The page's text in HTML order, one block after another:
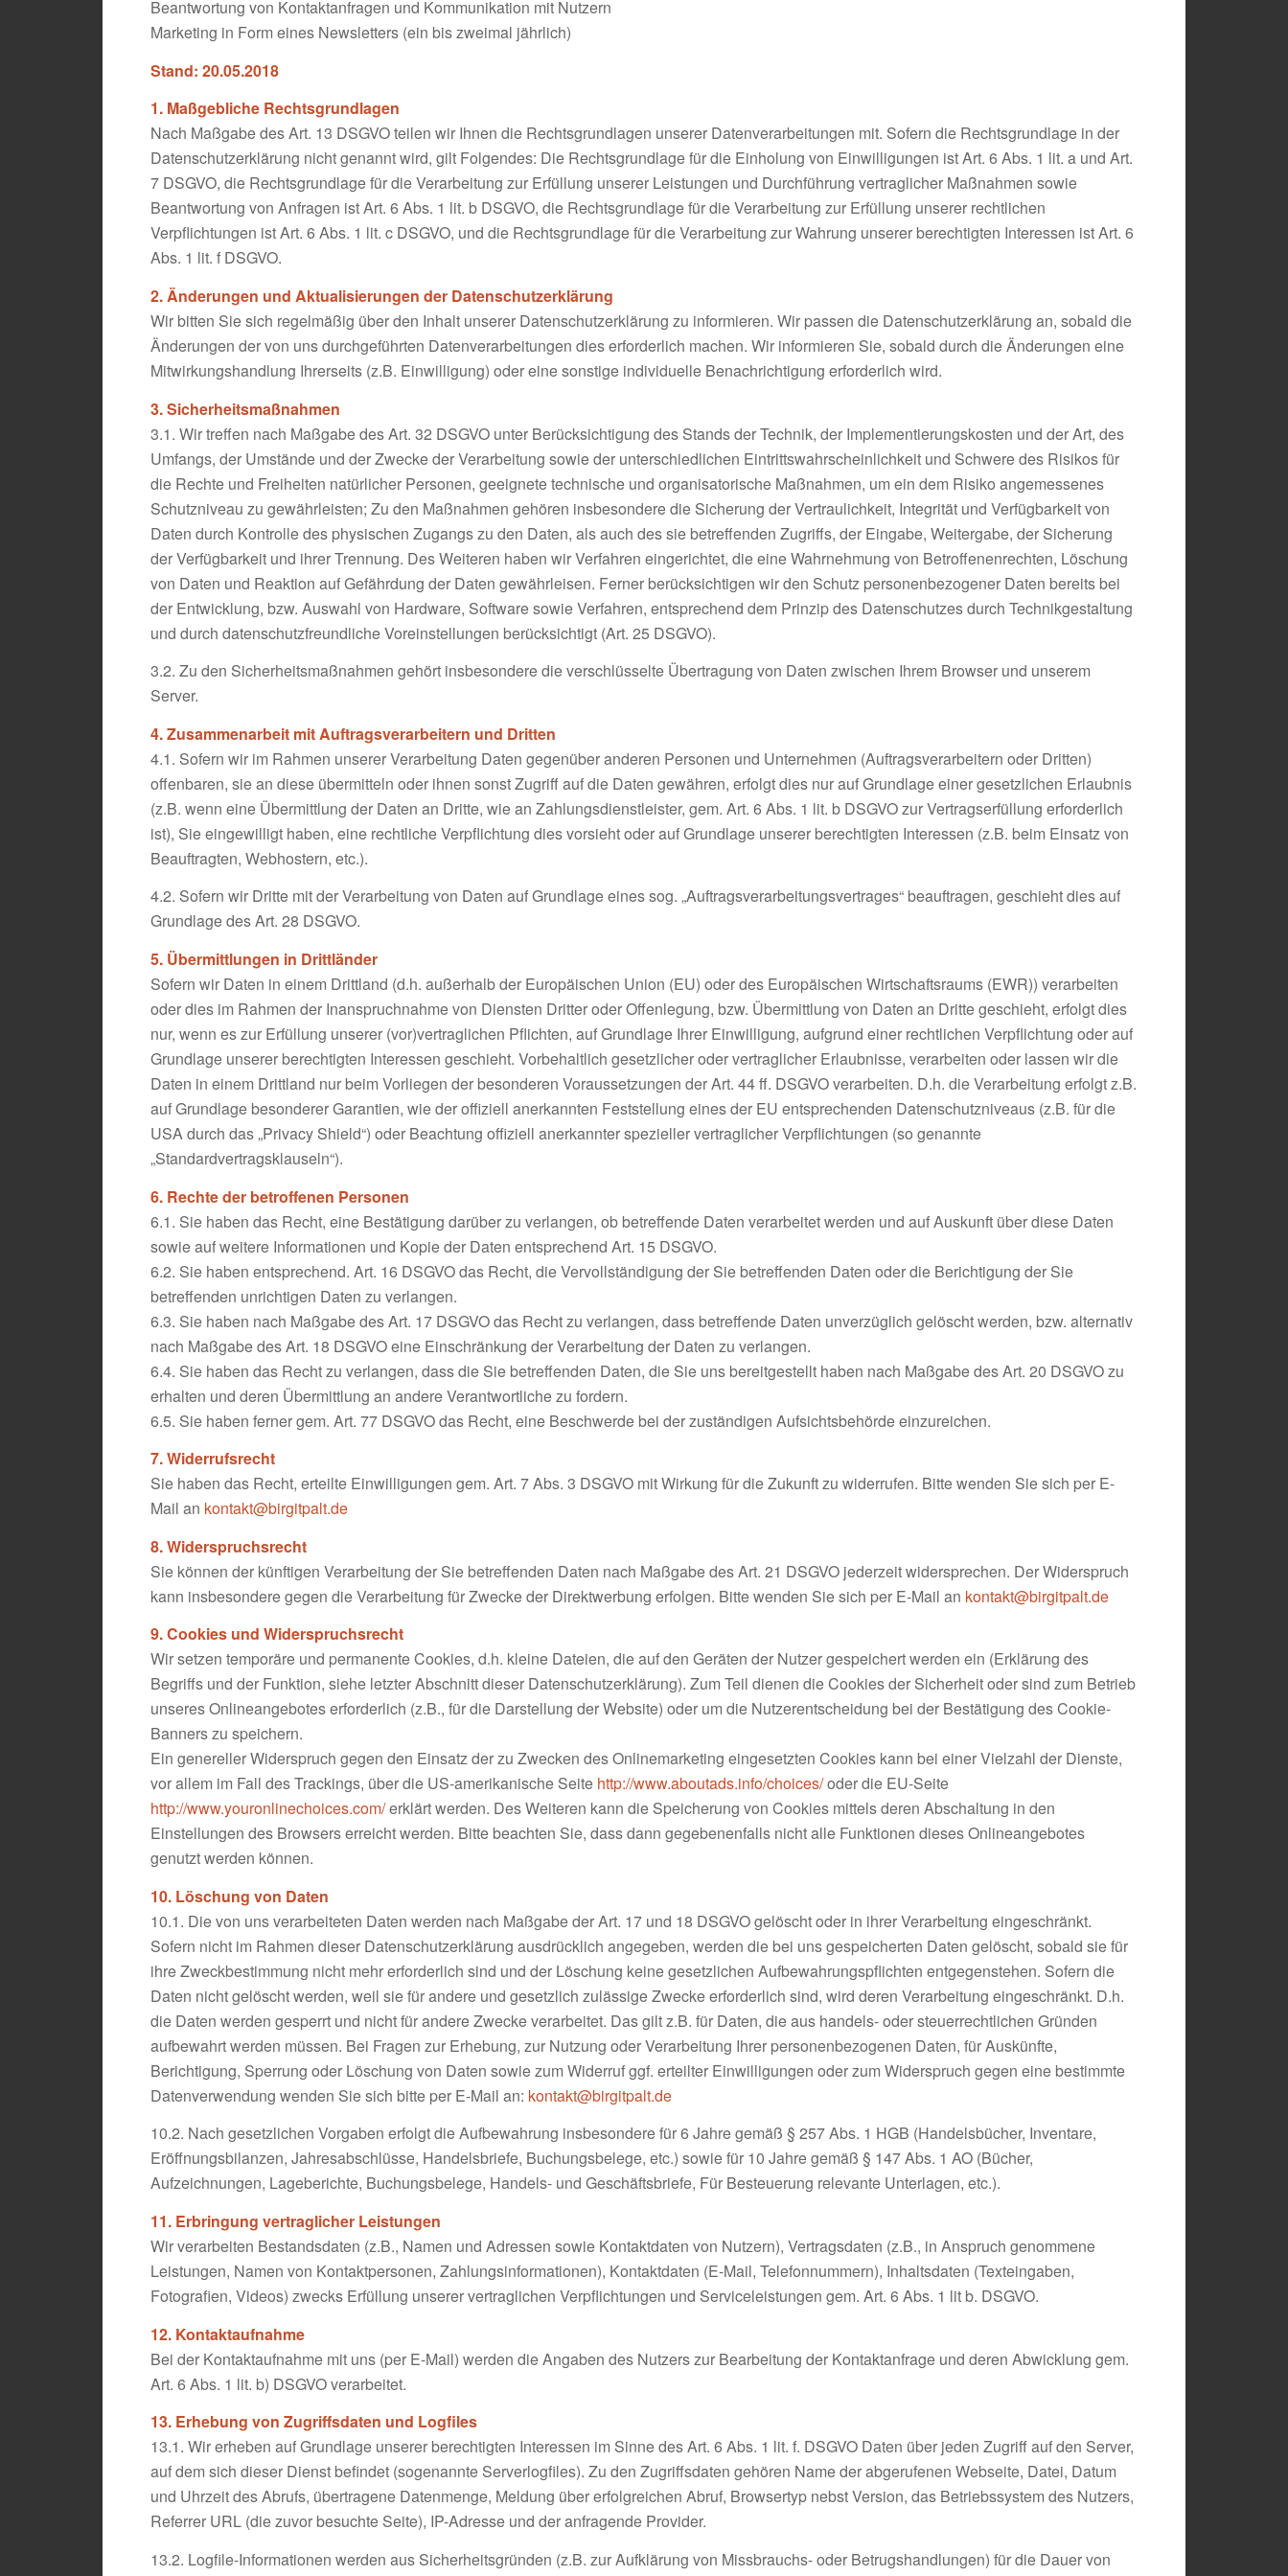
Beantwortung von Kontaktanfragen und Kommunikation mit Nutzern
Marketing in Form eines Newsletters (ein bis zweimal jährlich)
Stand: 20.05.2018
1. Maßgebliche Rechtsgrundlagen
Nach Maßgabe des Art. 13 DSGVO teilen wir Ihnen die Rechtsgrundlagen unserer Datenverarbeitungen mit. Sofern die Rechtsgrundlage in der
Datenschutzerklärung nicht genannt wird, gilt Folgendes: Die Rechtsgrundlage für die Einholung von Einwilligungen ist Art. 6 Abs. 1 lit. a und Art.
7 DSGVO, die Rechtsgrundlage für die Verarbeitung zur Erfüllung unserer Leistungen und Durchführung vertraglicher Maßnahmen sowie
Beantwortung von Anfragen ist Art. 6 Abs. 1 lit. b DSGVO, die Rechtsgrundlage für die Verarbeitung zur Erfüllung unserer rechtlichen
Verpflichtungen ist Art. 6 Abs. 1 lit. c DSGVO, und die Rechtsgrundlage für die Verarbeitung zur Wahrung unserer berechtigten Interessen ist Art. 6
Abs. 1 lit. f DSGVO.
2. Änderungen und Aktualisierungen der Datenschutzerklärung
Wir bitten Sie sich regelmäßig über den Inhalt unserer Datenschutzerklärung zu informieren. Wir passen die Datenschutzerklärung an, sobald die
Änderungen der von uns durchgeführten Datenverarbeitungen dies erforderlich machen. Wir informieren Sie, sobald durch die Änderungen eine
Mitwirkungshandlung Ihrerseits (z.B. Einwilligung) oder eine sonstige individuelle Benachrichtigung erforderlich wird.
3. Sicherheitsmaßnahmen
3.1. Wir treffen nach Maßgabe des Art. 32 DSGVO unter Berücksichtigung des Stands der Technik, der Implementierungskosten und der Art, des
Umfangs, der Umstände und der Zwecke der Verarbeitung sowie der unterschiedlichen Eintrittswahrscheinlichkeit und Schwere des Risikos für
die Rechte und Freiheiten natürlicher Personen, geeignete technische und organisatorische Maßnahmen, um ein dem Risiko angemessenes
Schutzniveau zu gewährleisten; Zu den Maßnahmen gehören insbesondere die Sicherung der Vertraulichkeit, Integrität und Verfügbarkeit von
Daten durch Kontrolle des physischen Zugangs zu den Daten, als auch des sie betreffenden Zugriffs, der Eingabe, Weitergabe, der Sicherung
der Verfügbarkeit und ihrer Trennung. Des Weiteren haben wir Verfahren eingerichtet, die eine Wahrnehmung von Betroffenenrechten, Löschung
von Daten und Reaktion auf Gefährdung der Daten gewährleisen. Ferner berücksichtigen wir den Schutz personenbezogener Daten bereits bei
der Entwicklung, bzw. Auswahl von Hardware, Software sowie Verfahren, entsprechend dem Prinzip des Datenschutzes durch Technikgestaltung
und durch datenschutzfreundliche Voreinstellungen berücksichtigt (Art. 25 DSGVO).
3.2. Zu den Sicherheitsmaßnahmen gehört insbesondere die verschlüsselte Übertragung von Daten zwischen Ihrem Browser und unserem
Server.
4. Zusammenarbeit mit Auftragsverarbeitern und Dritten
4.1. Sofern wir im Rahmen unserer Verarbeitung Daten gegenüber anderen Personen und Unternehmen (Auftragsverarbeitern oder Dritten)
offenbaren, sie an diese übermitteln oder ihnen sonst Zugriff auf die Daten gewähren, erfolgt dies nur auf Grundlage einer gesetzlichen Erlaubnis
(z.B. wenn eine Übermittlung der Daten an Dritte, wie an Zahlungsdienstleister, gem. Art. 6 Abs. 1 lit. b DSGVO zur Vertragserfüllung erforderlich
ist), Sie eingewilligt haben, eine rechtliche Verpflichtung dies vorsieht oder auf Grundlage unserer berechtigten Interessen (z.B. beim Einsatz von
Beauftragten, Webhostern, etc.).
4.2. Sofern wir Dritte mit der Verarbeitung von Daten auf Grundlage eines sog. „Auftragsverarbeitungsvertrages“ beauftragen, geschieht dies auf
Grundlage des Art. 28 DSGVO.
5. Übermittlungen in Drittländer
Sofern wir Daten in einem Drittland (d.h. außerhalb der Europäischen Union (EU) oder des Europäischen Wirtschaftsraums (EWR)) verarbeiten
oder dies im Rahmen der Inanspruchnahme von Diensten Dritter oder Offenlegung, bzw. Übermittlung von Daten an Dritte geschieht, erfolgt dies
nur, wenn es zur Erfüllung unserer (vor)vertraglichen Pflichten, auf Grundlage Ihrer Einwilligung, aufgrund einer rechtlichen Verpflichtung oder auf
Grundlage unserer berechtigten Interessen geschieht. Vorbehaltlich gesetzlicher oder vertraglicher Erlaubnisse, verarbeiten oder lassen wir die
Daten in einem Drittland nur beim Vorliegen der besonderen Voraussetzungen der Art. 44 ff. DSGVO verarbeiten. D.h. die Verarbeitung erfolgt z.B.
auf Grundlage besonderer Garantien, wie der offiziell anerkannten Feststellung eines der EU entsprechenden Datenschutzniveaus (z.B. für die
USA durch das „Privacy Shield“) oder Beachtung offiziell anerkannter spezieller vertraglicher Verpflichtungen (so genannte
„Standardvertragsklauseln“).
6. Rechte der betroffenen Personen
6.1. Sie haben das Recht, eine Bestätigung darüber zu verlangen, ob betreffende Daten verarbeitet werden und auf Auskunft über diese Daten
sowie auf weitere Informationen und Kopie der Daten entsprechend Art. 15 DSGVO.
6.2. Sie haben entsprechend. Art. 16 DSGVO das Recht, die Vervollständigung der Sie betreffenden Daten oder die Berichtigung der Sie
betreffenden unrichtigen Daten zu verlangen.
6.3. Sie haben nach Maßgabe des Art. 17 DSGVO das Recht zu verlangen, dass betreffende Daten unverzüglich gelöscht werden, bzw. alternativ
nach Maßgabe des Art. 18 DSGVO eine Einschränkung der Verarbeitung der Daten zu verlangen.
6.4. Sie haben das Recht zu verlangen, dass die Sie betreffenden Daten, die Sie uns bereitgestellt haben nach Maßgabe des Art. 20 DSGVO zu
erhalten und deren Übermittlung an andere Verantwortliche zu fordern.
6.5. Sie haben ferner gem. Art. 77 DSGVO das Recht, eine Beschwerde bei der zuständigen Aufsichtsbehörde einzureichen.
7. Widerrufsrecht
Sie haben das Recht, erteilte Einwilligungen gem. Art. 7 Abs. 3 DSGVO mit Wirkung für die Zukunft zu widerrufen. Bitte wenden Sie sich per E-
Mail an kontakt@birgitpalt.de
8. Widerspruchsrecht
Sie können der künftigen Verarbeitung der Sie betreffenden Daten nach Maßgabe des Art. 21 DSGVO jederzeit widersprechen. Der Widerspruch
kann insbesondere gegen die Verarbeitung für Zwecke der Direktwerbung erfolgen. Bitte wenden Sie sich per E-Mail an kontakt@birgitpalt.de
9. Cookies und Widerspruchsrecht
Wir setzen temporäre und permanente Cookies, d.h. kleine Dateien, die auf den Geräten der Nutzer gespeichert werden ein (Erklärung des
Begriffs und der Funktion, siehe letzter Abschnitt dieser Datenschutzerklärung). Zum Teil dienen die Cookies der Sicherheit oder sind zum Betrieb
unseres Onlineangebotes erforderlich (z.B., für die Darstellung der Website) oder um die Nutzerentscheidung bei der Bestätigung des Cookie-
Banners zu speichern.
Ein genereller Widerspruch gegen den Einsatz der zu Zwecken des Onlinemarketing eingesetzten Cookies kann bei einer Vielzahl der Dienste,
vor allem im Fall des Trackings, über die US-amerikanische Seite http://www.aboutads.info/choices/oder die EU-Seite
http://www.youronlinechoices.com/erklärt werden. Des Weiteren kann die Speicherung von Cookies mittels deren Abschaltung in den
Einstellungen des Browsers erreicht werden. Bitte beachten Sie, dass dann gegebenenfalls nicht alle Funktionen dieses Onlineangebotes
genutzt werden können.
10. Löschung von Daten
10.1. Die von uns verarbeiteten Daten werden nach Maßgabe der Art. 17 und 18 DSGVO gelöscht oder in ihrer Verarbeitung eingeschränkt.
Sofern nicht im Rahmen dieser Datenschutzerklärung ausdrücklich angegeben, werden die bei uns gespeicherten Daten gelöscht, sobald sie für
ihre Zweckbestimmung nicht mehr erforderlich sind und der Löschung keine gesetzlichen Aufbewahrungspflichten entgegenstehen. Sofern die
Daten nicht gelöscht werden, weil sie für andere und gesetzlich zulässige Zwecke erforderlich sind, wird deren Verarbeitung eingeschränkt. D.h.
die Daten werden gesperrt und nicht für andere Zwecke verarbeitet. Das gilt z.B. für Daten, die aus handels- oder steuerrechtlichen Gründen
aufbewahrt werden müssen. Bei Fragen zur Erhebung, zur Nutzung oder Verarbeitung Ihrer personenbezogenen Daten, für Auskünfte,
Berichtigung, Sperrung oder Löschung von Daten sowie zum Widerruf ggf. erteilter Einwilligungen oder zum Widerspruch gegen eine bestimmte
Datenverwendung wenden Sie sich bitte per E-Mail an: kontakt@birgitpalt.de
10.2. Nach gesetzlichen Vorgaben erfolgt die Aufbewahrung insbesondere für 6 Jahre gemäß § 257 Abs. 1 HGB (Handelsbücher, Inventare,
Eröffnungsbilanzen, Jahresabschlüsse, Handelsbriefe, Buchungsbelege, etc.) sowie für 10 Jahre gemäß § 147 Abs. 1 AO (Bücher,
Aufzeichnungen, Lageberichte, Buchungsbelege, Handels- und Geschäftsbriefe, Für Besteuerung relevante Unterlagen, etc.).
11. Erbringung vertraglicher Leistungen
Wir verarbeiten Bestandsdaten (z.B., Namen und Adressen sowie Kontaktdaten von Nutzern), Vertragsdaten (z.B., in Anspruch genommene
Leistungen, Namen von Kontaktpersonen, Zahlungsinformationen), Kontaktdaten (E-Mail, Telefonnummern), Inhaltsdaten (Texteingaben,
Fotografien, Videos) zwecks Erfüllung unserer vertraglichen Verpflichtungen und Serviceleistungen gem. Art. 6 Abs. 1 lit b. DSGVO.
12. Kontaktaufnahme
Bei der Kontaktaufnahme mit uns (per E-Mail) werden die Angaben des Nutzers zur Bearbeitung der Kontaktanfrage und deren Abwicklung gem.
Art. 6 Abs. 1 lit. b) DSGVO verarbeitet.
13. Erhebung von Zugriffsdaten und Logfiles
13.1. Wir erheben auf Grundlage unserer berechtigten Interessen im Sinne des Art. 6 Abs. 1 lit. f. DSGVO Daten über jeden Zugriff auf den Server,
auf dem sich dieser Dienst befindet (sogenannte Serverlogfiles). Zu den Zugriffsdaten gehören Name der abgerufenen Webseite, Datei, Datum
und Uhrzeit des Abrufs, übertragene Datenmenge, Meldung über erfolgreichen Abruf, Browsertyp nebst Version, das Betriebssystem des Nutzers,
Referrer URL (die zuvor besuchte Seite), IP-Adresse und der anfragende Provider.
13.2. Logfile-Informationen werden aus Sicherheitsgründen (z.B. zur Aufklärung von Missbrauchs- oder Betrugshandlungen) für die Dauer von